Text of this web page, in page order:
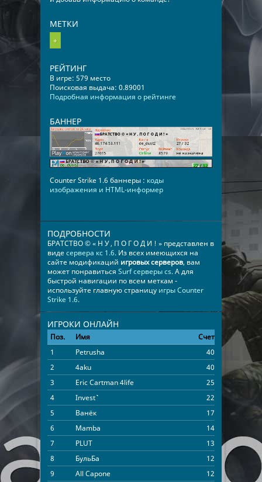
МЕТКИ
+
РЕЙТИНГ
В игре: 579 место
Поисковая выдача: 0.89001
Подробная информация о рейтинге
БАННЕР
Counter Strike 1.6 баннеры : коды
изображения и HTML-информер
ПОДРОБНОСТИ
БРАТСТВО © « Н У , П О Г О Д И ! » представлен в
видесервера кс 1.6. Из всех имеющихся на
сайте модификаций игровых серверов, вам
может понравиться Surf серверы cs. А для
быстрой навигации по всем меткам -
используйте главную страницу игры Counter
Strike 1.6.
ИГРОКИ ОНЛАЙН
Поз. Имя Счет Время
1
Petrusha 40
2
4aku 40 00:23:48
3
Eric Cartman 4life 25 00:30:17
4
Invest`` 22
5
Ванёк 17 01:00:31
6
Mamba 14
7
PLUT 13 00:49:59
8
БульБа 12 00:44:38
9
All Capone 12 00:13:12